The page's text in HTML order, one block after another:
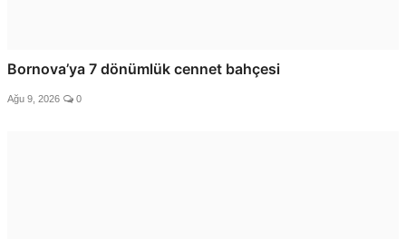
Bornova’ya 7 dönümlük cennet bahçesi
Ağu 9, 2026 0